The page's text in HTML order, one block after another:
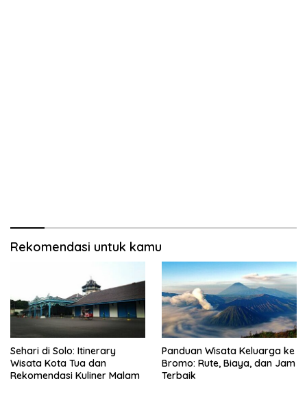
Rekomendasi untuk kamu
Sehari di Solo: Itinerary
Wisata Kota Tua dan
Rekomendasi Kuliner Malam
Panduan Wisata Keluarga ke
Bromo: Rute, Biaya, dan Jam
Terbaik